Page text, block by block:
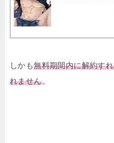
しかも無料期間内に解約す
れません。